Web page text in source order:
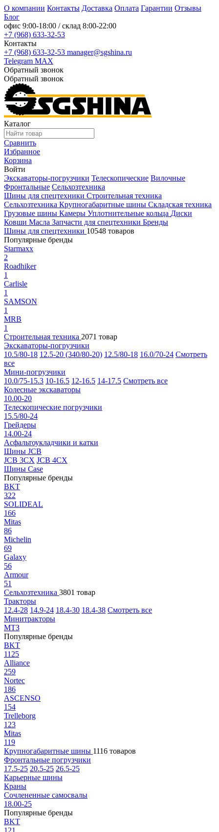
О компании Контакты Доставка Оплата Гарантии Отзывы
Блог
офис 9:00-18:00 / склад 8:00-22:00
+7 (968) 633-32-53
Контакты
+7 (968) 633-32-53 manager@sgshina.ru
Telegram MAX
Обратный звонок
Обратный звонок
Каталог
Сравнить
Избранное
Корзина
Войти
Экскаваторы-погрузчики Телескопические Вилочные
Фронтальные Сельхозтехника
Шины для спецтехники Строительная техника
Сельхозтехника Крупногабаритные шины Складская техника
Грузовые шины Камеры Уплотнительные кольца Диски
Ковши Масла Запчасти для спецтехники Бренды
Шины для спецтехники 10548 товаров
Популярные бренды
Starmaxx
2
Roadhiker
1
Carlisle
1
SAMSON
1
MRB
1
Строительная техника 2071 товар
Экскаваторы-погрузчики
10.5/80-18 12.5-20 (340/80-20) 12.5/80-18 16.0/70-24 Смотреть
все
Мини-погрузчики
10.0/75-15.3 10-16.5 12-16.5 14-17.5 Смотреть все
Колесные экскаваторы
10.00-20
Телескопические погрузчики
15.5/80-24
Грейдеры
14.00-24
Асфальтоукладчики и катки
Шины JCB
JCB 3CX JCB 4CX
Шины Case
Популярные бренды
BKT
322
SOLIDEAL
166
Mitas
86
Michelin
69
Galaxy
56
Armour
51
Сельхозтехника 3801 товар
Тракторы
12.4-28 14.9-24 18.4-30 18.4-38 Смотреть все
Минитракторы
МТЗ
Популярные бренды
BKT
1125
Alliance
259
Nortec
186
ASCENSO
154
Trelleborg
123
Mitas
119
Крупногабаритные шины 1116 товаров
Фронтальные погрузчики
17.5-25 20.5-25 26.5-25
Карьерные шины
Краны
Сочлененные самосвалы
18.00-25
Популярные бренды
BKT
121